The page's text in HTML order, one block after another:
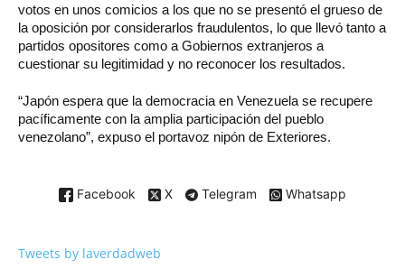
votos en unos comicios a los que no se presentó el grueso de
la oposición por considerarlos fraudulentos, lo que llevó tanto a
partidos opositores como a Gobiernos extranjeros a
cuestionar su legitimidad y no reconocer los resultados.
“Japón espera que la democracia en Venezuela se recupere
pacíficamente con la amplia participación del pueblo
venezolano”, expuso el portavoz nipón de Exteriores.
Facebook X Telegram Whatsapp
Tweets by laverdadweb